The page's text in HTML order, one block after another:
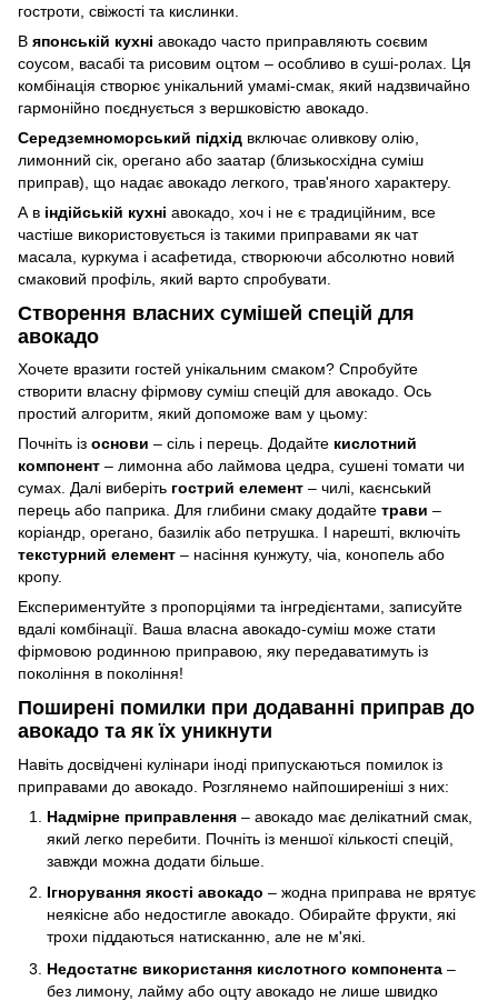
гостроти, свіжості та кислинки.
В японській кухні авокадо часто приправляють соєвим
соусом, васабі та рисовим оцтом – особливо в суші-ролах. Ця
комбінація створює унікальний умамі-смак, який надзвичайно
гармонійно поєднується з вершковістю авокадо.
Середземноморський підхід включає оливкову олію,
лимонний сік, орегано або заатар (близькосхідна суміш
приправ), що надає авокадо легкого, трав'яного характеру.
А в індійській кухні авокадо, хоч і не є традиційним, все
частіше використовується із такими приправами як чат
масала, куркума і асафетида, створюючи абсолютно новий
смаковий профіль, який варто спробувати.
Створення власних сумішей спецій для
авокадо
Хочете вразити гостей унікальним смаком? Спробуйте
створити власну фірмову суміш спецій для авокадо. Ось
простий алгоритм, який допоможе вам у цьому:
Почніть із основи – сіль і перець. Додайте кислотний
компонент – лимонна або лаймова цедра, сушені томати чи
сумах. Далі виберіть гострий елемент – чилі, каєнський
перець або паприка. Для глибини смаку додайте трави –
коріандр, орегано, базилік або петрушка. І нарешті, включіть
текстурний елемент – насіння кунжуту, чіа, конопель або
кропу.
Експериментуйте з пропорціями та інгредієнтами, записуйте
вдалі комбінації. Ваша власна авокадо-суміш може стати
фірмовою родинною приправою, яку передаватимуть із
покоління в покоління!
Поширені помилки при додаванні приправ до
авокадо та як їх уникнути
Навіть досвідчені кулінари іноді припускаються помилок із
приправами до авокадо. Розглянемо найпоширеніші з них:
Надмірне приправлення – авокадо має делікатний смак,
який легко перебити. Почніть із меншої кількості спецій,
завжди можна додати більше.
Ігнорування якості авокадо – жодна приправа не врятує
неякісне або недостигле авокадо. Обирайте фрукти, які
трохи піддаються натисканню, але не м'які.
Недостатнє використання кислотного компонента –
без лимону, лайму або оцту авокадо не лише швидко